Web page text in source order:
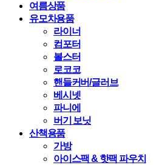
여름상품
유모차용품
라이너
컴포터
볼스터
로코코
핸들커버/글러브
베시넷
파니에
버기 보닛
산책용품
가방
아이스팩 & 핫팩 파우치